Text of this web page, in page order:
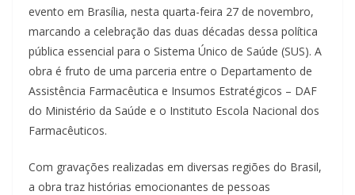
evento em Brasília, nesta quarta-feira 27 de novembro,
marcando a celebração das duas décadas dessa política
pública essencial para o Sistema Único de Saúde (SUS). A
obra é fruto de uma parceria entre o Departamento de
Assistência Farmacêutica e Insumos Estratégicos – DAF
do Ministério da Saúde e o Instituto Escola Nacional dos
Farmacêuticos.
Com gravações realizadas em diversas regiões do Brasil,
a obra traz histórias emocionantes de pessoas